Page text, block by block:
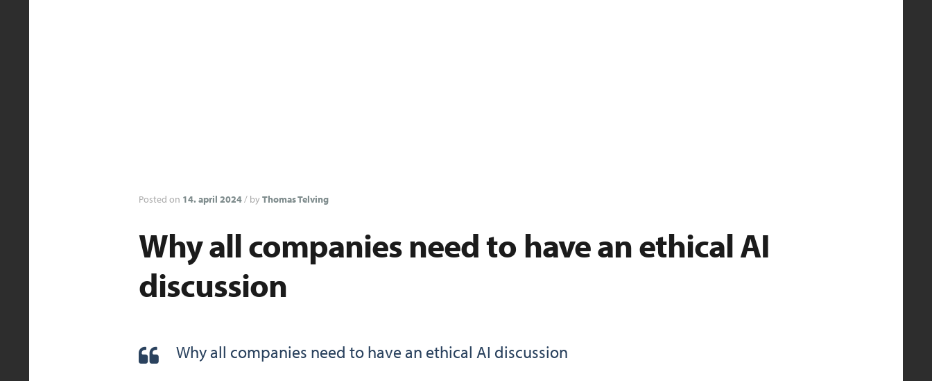
Posted on 14. april 2024/byThomas Telving
Why all companies need to have an ethical AI
discussion
Why all companies need to have an ethical AI discussion